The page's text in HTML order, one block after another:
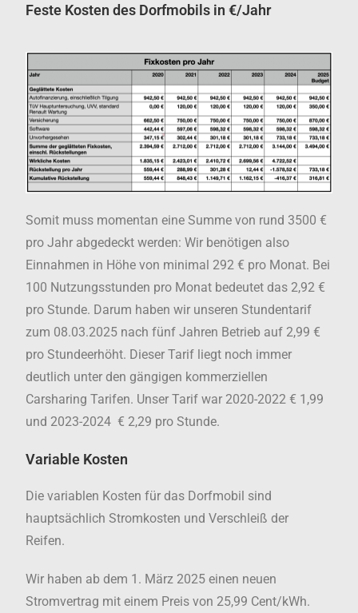
Feste Kosten des Dorfmobils in €/Jahr
Somit muss momentan eine Summe von rund 3500 €
pro Jahr abgedeckt werden: Wir benötigen also
Einnahmen in Höhe von minimal 292 € pro Monat. Bei
100 Nutzungsstunden pro Monat bedeutet das 2,92 €
pro Stunde. Darum haben wir unseren Stundentarif
zum 08.03.2025 nach fünf Jahren Betrieb auf 2,99 €
pro Stundeerhöht. Dieser Tarif liegt noch immer
deutlich unter den gängigen kommerziellen
Carsharing Tarifen. Unser Tarif war 2020-2022 € 1,99
und 2023-2024 € 2,29 pro Stunde.
Variable Kosten
Die variablen Kosten für das Dorfmobil sind
hauptsächlich Stromkosten und Verschleiß der
Reifen.
Wir haben ab dem 1. März 2025 einen neuen
Stromvertrag mit einem Preis von 25,99 Cent/kWh.